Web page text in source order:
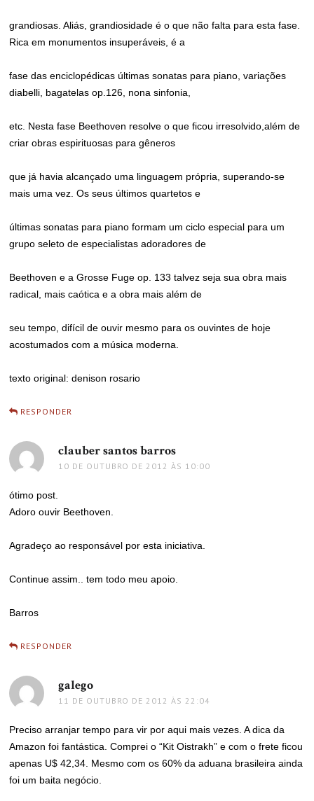
grandiosas. Aliás, grandiosidade é o que não falta para esta fase.
Rica em monumentos insuperáveis, é a
fase das enciclopédicas últimas sonatas para piano, variações
diabelli, bagatelas op.126, nona sinfonia,
etc. Nesta fase Beethoven resolve o que ficou irresolvido,além de
criar obras espirituosas para gêneros
que já havia alcançado uma linguagem própria, superando-se
mais uma vez. Os seus últimos quartetos e
últimas sonatas para piano formam um ciclo especial para um
grupo seleto de especialistas adoradores de
Beethoven e a Grosse Fuge op. 133 talvez seja sua obra mais
radical, mais caótica e a obra mais além de
seu tempo, difícil de ouvir mesmo para os ouvintes de hoje
acostumados com a música moderna.
texto original: denison rosario
RESPONDER
clauber santos barros
10 DE OUTUBRO DE 2012 ÀS 10:00
ótimo post.
Adoro ouvir Beethoven.
Agradeço ao responsável por esta iniciativa.
Continue assim.. tem todo meu apoio.
Barros
RESPONDER
galego
11 DE OUTUBRO DE 2012 ÀS 22:04
Preciso arranjar tempo para vir por aqui mais vezes. A dica da
Amazon foi fantástica. Comprei o “Kit Oistrakh” e com o frete ficou
apenas U$ 42,34. Mesmo com os 60% da aduana brasileira ainda
foi um baita negócio.